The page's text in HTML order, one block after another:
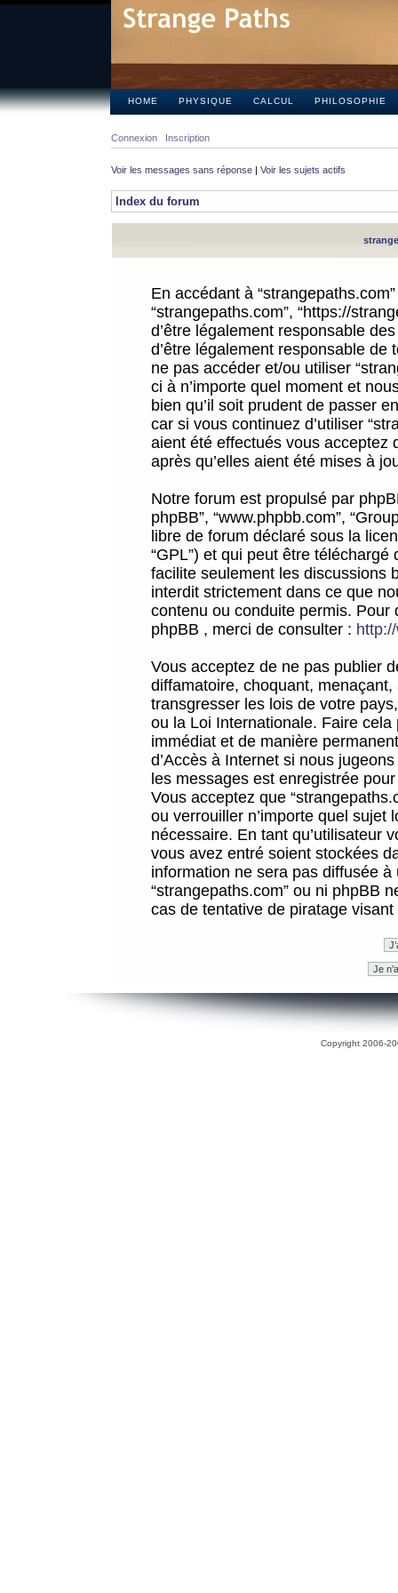
HOME PHYSIQUE CALCUL PHILOSOPHIE
Connexion Inscription
Voir les messages sans réponse | Voir les sujets actifs
Index du forum
En accédant à
“strangepaths.com”, “https://
d’être légalement responsable
d’être légalement responsable
ne pas accéder et/ou utiliser
ci à n’importe quel moment et
bien qu’il soit prudent de passer
car si vous continuez d’utiliser
aient été effectués vous acceptez
après qu’elles aient été mises à
Notre forum est propulsé par
phpBB”, “www.phpbb.com”,
libre de forum déclaré sous la
“GPL”) et qui peut être téléchargé
facilite seulement les discussions
interdit strictement dans ce que
contenu ou conduite permis.
phpBB , merci de consulter :
Vous acceptez de ne pas publier
diffamatoire, choquant,
transgresser les lois de votre
ou la Loi Internationale. Faire
immédiat et de manière
d’Accès à Internet si nous
les messages est enregistrée
Vous acceptez que
ou verrouiller n’importe quel sujet
nécessaire. En tant qu’utilisateur
vous avez entré soient stockées
information ne sera pas diffusée
“strangepaths.com” ou ni phpBB
cas de tentative de piratage
Copyright 2006-